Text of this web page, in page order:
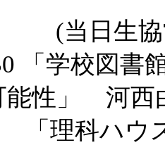
協営業
学校図書
能性」 河
ハウスで